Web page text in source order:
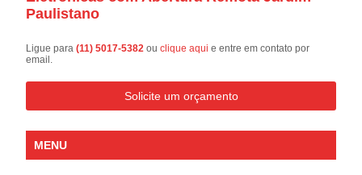
Paulistano
Ligue para(11) 5017-5382ouclique aqui e entre em contato por
email.
Solicite um orçamento
MENU